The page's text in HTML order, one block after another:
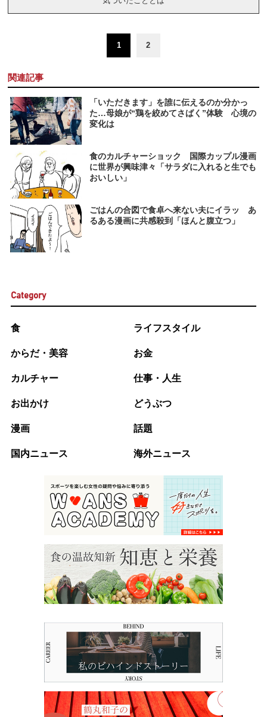
1 2
関連記事
「いただきます」を誰に伝えるのか分かっ
た…母娘が“鶏を絞めてさばく”体験 心境の
変化は
食のカルチャーショック 国際カップル漫画
に世界が興味津々「サラダに入れると生でも
おいしい」
ごはんの合図で食卓へ来ない夫にイラッ あ
るある漫画に共感殺到「ほんと腹立つ」
Category
食 ライフスタイル
からだ・美容 お金
カルチャー 仕事・人生
お出かけ どうぶつ
漫画 話題
国内ニュース 海外ニュース